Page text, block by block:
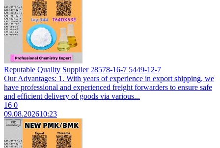
Reputable Quality Supplier 28578-16-7 5449-12-7
Our Advantages: 1. With years of experience in export shipping, we
have professional and experienced freight forwarders to ensure safe
and efficient delivery of goods via various...
16 0
09.08.202610:23